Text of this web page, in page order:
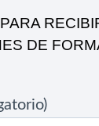
DE